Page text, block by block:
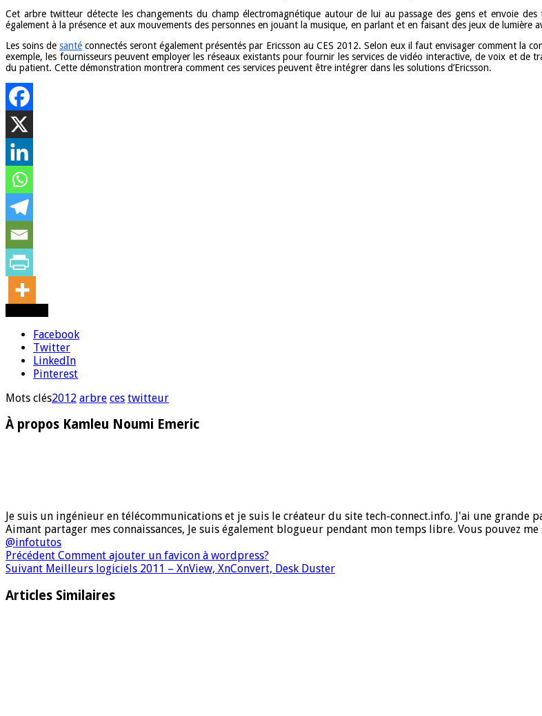
Cet arbre twitteur détecte les changements du champ électromagnétique autour de lui au passage des gens et envoie
également à la présence et aux mouvements des personnes en jouant la musique, en parlant et en faisant des jeux de lumière
Les soins desanté connectés seront également présentés par Ericsson au CES 2012. Selon eux il faut envisager comment la
exemple, les fournisseurs peuvent employer les réseaux existants pour fournir les services de vidéo interactive, de voix et
du patient. Cette démonstration montrera comment ces services peuvent être intégrer dans les solutions d’Ericsson.
Facebook
Twitter
LinkedIn
Pinterest
Mots clés2012 arbre ces twitteur
À propos Kamleu Noumi Emeric
Je suis un ingénieur en télécommunications et je suis le créateur du site tech-connect.info. J'ai une grande
Aimant partager mes connaissances, Je suis également blogueur pendant mon temps libre. Vous pouvez
@infotutos
Précédent Comment ajouter un favicon à wordpress?
Suivant Meilleurs logiciels 2011 – XnView, XnConvert, Desk Duster
Articles Similaires